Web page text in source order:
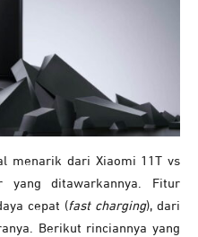
menarik dari Xiaomi 11T vs
ditawarkannya. Fitur
cepat (fast charging), dari
Berikut rinciannya yang